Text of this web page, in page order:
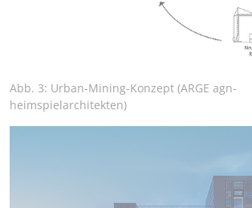
Abb. 3: Urban-Mining-Konzept (ARGE agn-
heimspielarchitekten)